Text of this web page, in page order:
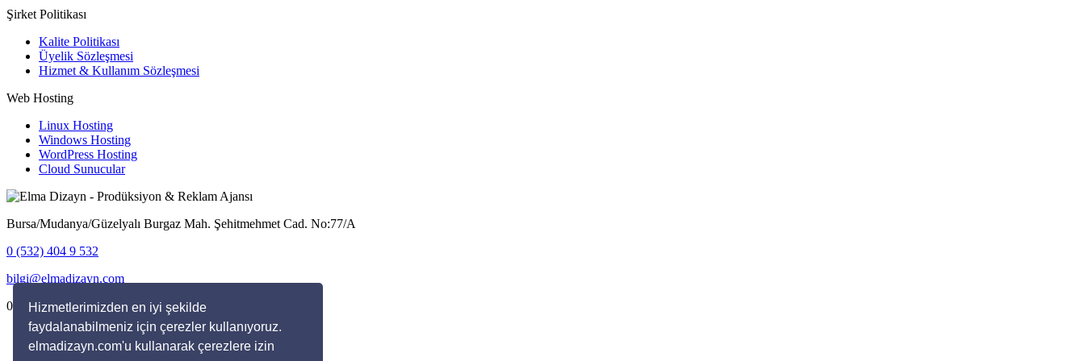
Hizmetlerimizden en iyi şekilde
faydalanabilmeniz için çerezler kullanıyoruz.
elmadizayn.com'u kullanarak çerezlere izin
Şirket Politikası
Kalite Politikası
Üyelik Sözleşmesi
Hizmet & Kullanım Sözleşmesi
Web Hosting
Linux Hosting
Windows Hosting
WordPress Hosting
Cloud Sunucular
Bursa/Mudanya/Güzelyalı Burgaz Mah. Şehitmehmet Cad. No:77/A
0 (532) 404 9 532
bilgi@elmadizayn.com
0 (532) 404 9 532
Kabul Ettiğimiz Ödemeler